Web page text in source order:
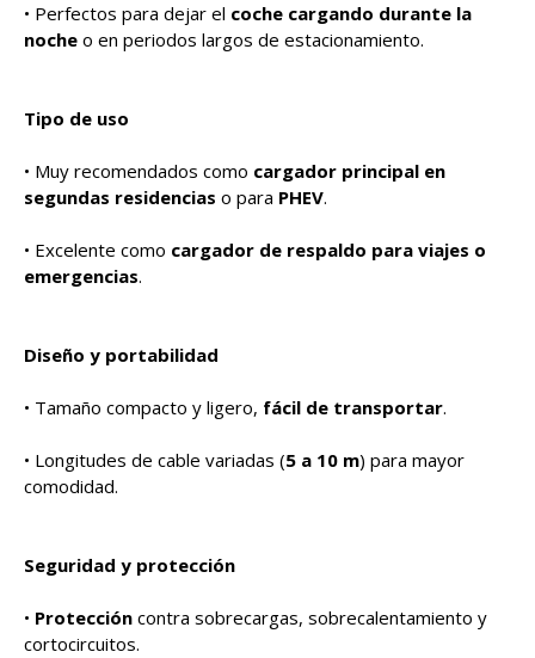
• Perfectos para dejar el coche cargando durante la
noche o en periodos largos de estacionamiento.
Tipo de uso
• Muy recomendados como cargador principal en
segundas residencias o para PHEV.
• Excelente como cargador de respaldo para viajes o
emergencias.
Diseño y portabilidad
• Tamaño compacto y ligero, fácil de transportar.
• Longitudes de cable variadas (5 a 10 m) para mayor
comodidad.
Seguridad y protección
• Protección contra sobrecargas, sobrecalentamiento y
cortocircuitos.